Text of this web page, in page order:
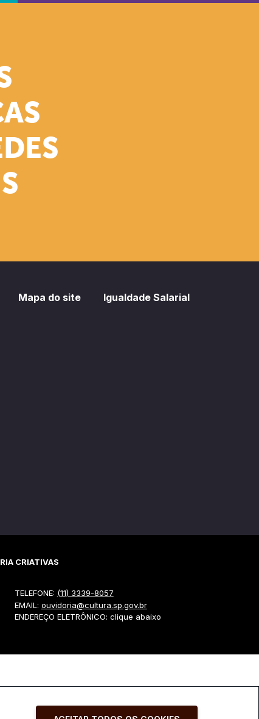
Mapa do site Igualdade Salarial
CRIATIVAS
TELEFONE: (11) 3339-8057
EMAIL: ouvidoria@cultura.sp.gov.br
ENDEREÇO ELETRÔNICO: clique abaixo